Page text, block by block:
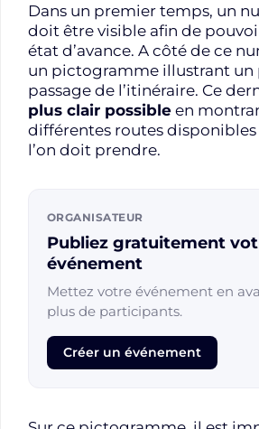
Dans un premier temps, un
doit être visible afin de
état d’avance. A côté de ce
un pictogramme illustrant un
passage de l’itinéraire. Ce
plus clair possible en
différentes routes
l’on doit prendre.
ORGANISATEUR
Publiez gratuitement
événement
Mettez votre événement en
plus de participants.
Créer un événement